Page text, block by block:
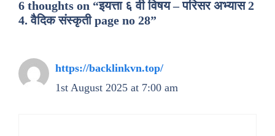
6 thoughts on “इयत्ता ६ वी विषय – परिसर अभ्यास 2
4. वैदिक संस्कृती page no 28”
https://backlinkvn.top/
1st August 2025 at 7:00 am